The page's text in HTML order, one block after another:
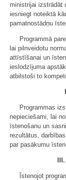
ministrijai izstrādāt
iesniegt noteiktā
pamatnostādņu
Programmā
lai pilnveidotu
attīstīšanai un
ieslodzījuma
atbilstoši to
Programmas
nepieciešami, lai
īstenošanu un
rezultātus,
par pasākumu
Īstenojot